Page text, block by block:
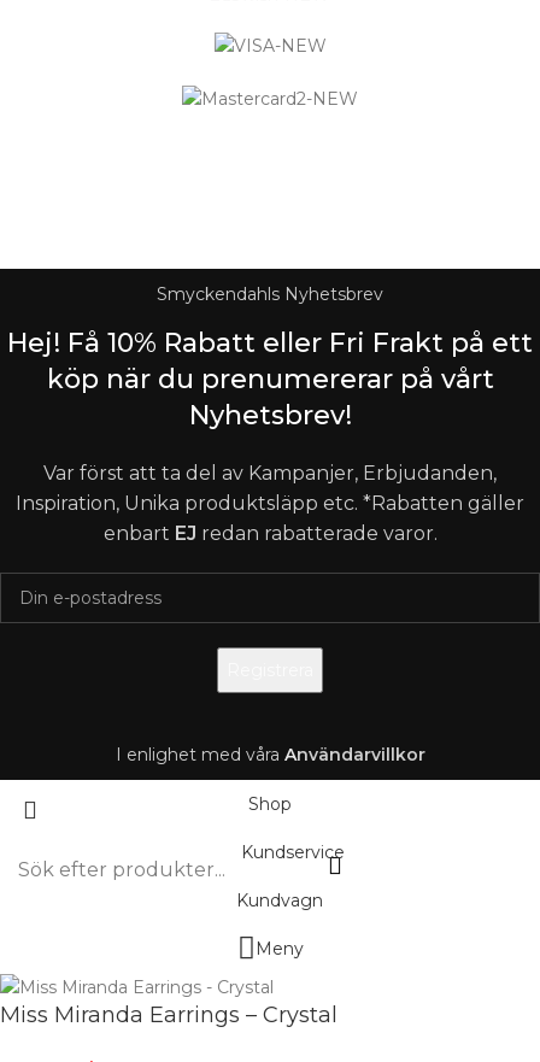
Smyckendahls Nyhetsbrev
Hej! Få 10% Rabatt eller Fri Frakt på ett
köp när du prenumererar på vårt
Nyhetsbrev!
Var först att ta del av Kampanjer, Erbjudanden,
Inspiration, Unika produktsläpp etc. *Rabatten gäller
enbart EJ redan rabatterade varor.
I enlighet med våra Användarvillkor
Shop
Kundservice
Kundvagn
Meny
Miss Miranda Earrings – Crystal